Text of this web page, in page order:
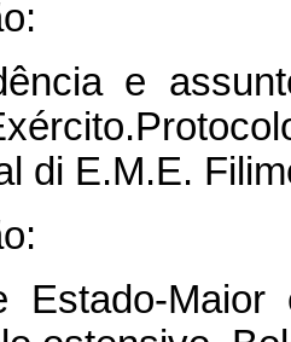
e
di E.M.E.
Estado-